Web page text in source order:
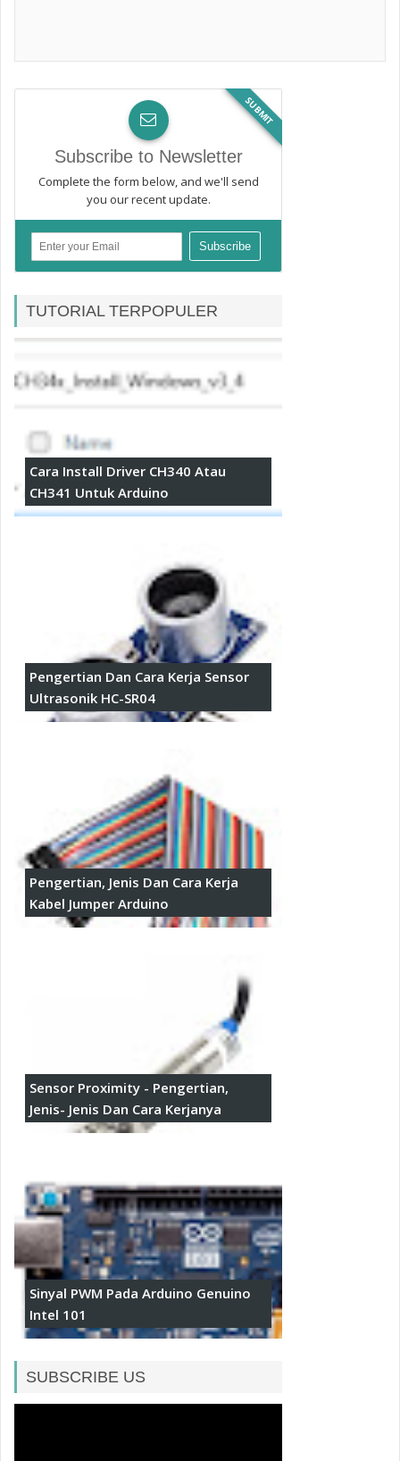
SUBMIT
Subscribe to Newsletter
Complete the form below, and we'll send
you our recent update.
TUTORIAL TERPOPULER
Cara Install Driver CH340 Atau
CH341 Untuk Arduino
Pengertian Dan Cara Kerja Sensor
Ultrasonik HC-SR04
Pengertian, Jenis Dan Cara Kerja
Kabel Jumper Arduino
Sensor Proximity - Pengertian,
Jenis- Jenis Dan Cara Kerjanya
Sinyal PWM Pada Arduino Genuino
Intel 101
SUBSCRIBE US